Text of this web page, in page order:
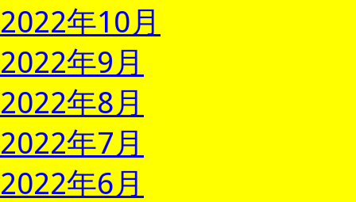
2022年10月
2022年9月
2022年8月
2022年7月
2022年6月